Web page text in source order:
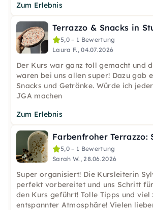
Zum Erlebnis
5,0 – 1 Bewertung
Laura F., 04.07.2026
Der Kurs war ganz toll gemacht und
waren bei uns allen super! Dazu gab
Snacks und Getränke. Würde ich
JGA machen
Zum Erlebnis
5,0 – 1 Bewertung
Sarah W., 28.06.2026
Super organisiert! Die Kursleiterin
perfekt vorbereitet und uns Schritt
den Kurs geführt! Tolle Tipps und viel
entspannter Atmosphäre! Vielen